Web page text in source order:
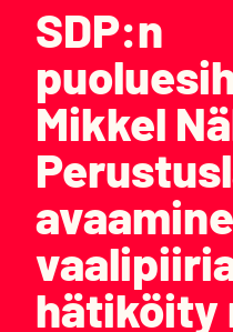
SDP:n
Mikkel
hätiköity